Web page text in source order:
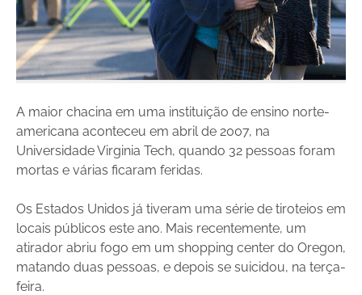
A maior chacina em uma instituição de ensino norte-
americana aconteceu em abril de 2007, na
Universidade Virginia Tech, quando 32 pessoas foram
mortas e várias ficaram feridas.
Os Estados Unidos já tiveram uma série de tiroteios em
locais públicos este ano. Mais recentemente, um
atirador abriu fogo em um shopping center do Oregon,
matando duas pessoas, e depois se suicidou, na terça-
feira.